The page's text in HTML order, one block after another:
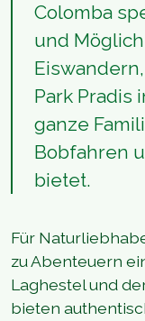
Colomba
und
Park Pradis
ganze
Bobfahren
bietet.
Für
zu Abenteuern
Laghestel und
bieten